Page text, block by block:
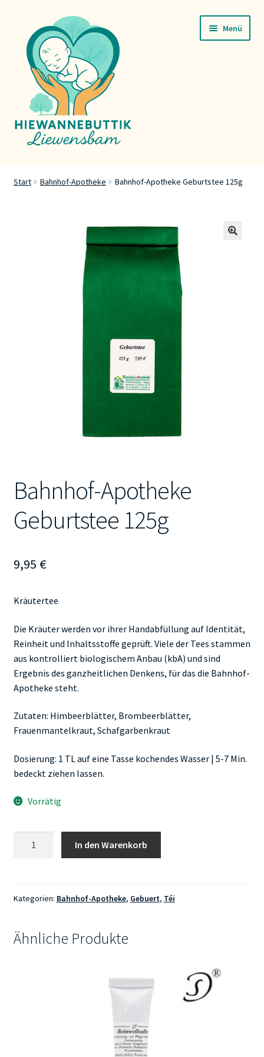
Navigation
springen
Inhalt
springen
Menü
Start Bahnhof-Apotheke Bahnhof-Apotheke Geburtstee 125g
Bahnhof-Apotheke
Geburtstee 125g
9,95 €
Kräutertee
Die Kräuter werden vor ihrer Handabfüllung auf Identität,
Reinheit und Inhaltsstoffe geprüft. Viele der Tees stammen
aus kontrolliert biologischem Anbau (kbA) und sind
Ergebnis des ganzheitlichen Denkens, für das die Bahnhof-
Apotheke steht.
Zutaten: Himbeerblätter, Brombeerblätter,
Frauenmantelkraut, Schafgarbenkraut
Dosierung: 1 TL auf eine Tasse kochendes Wasser | 5-7 Min.
bedeckt ziehen lassen.
Vorrätig
Menge
In den Warenkorb
Kategorien: Bahnhof-Apotheke, Gebuert, Téi
Ähnliche Produkte